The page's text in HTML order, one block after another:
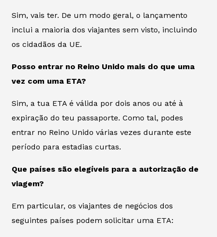
Sim, vais ter. De um modo geral, o lançamento
inclui a maioria dos viajantes sem visto, incluindo
os cidadãos da UE.
Posso entrar no Reino Unido mais do que uma
vez com uma ETA?
Sim, a tua ETA é válida por dois anos ou até à
expiração do teu passaporte. Como tal, podes
entrar no Reino Unido várias vezes durante este
período para estadias curtas.
Que países são elegíveis para a autorização de
viagem?
Em particular, os viajantes de negócios dos
seguintes países podem solicitar uma ETA: